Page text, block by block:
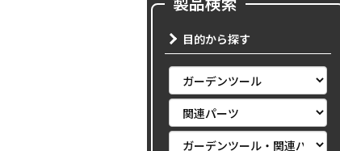
目的から探す